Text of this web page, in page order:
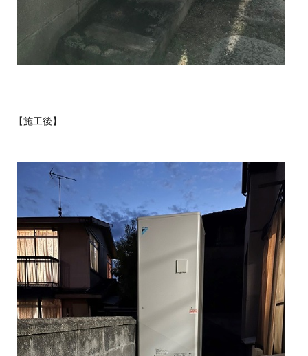
【施工後】